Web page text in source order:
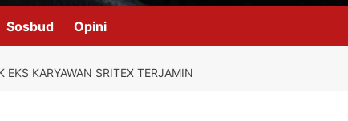
Sosbud Opini
EKS KARYAWAN SRITEX TERJAMIN